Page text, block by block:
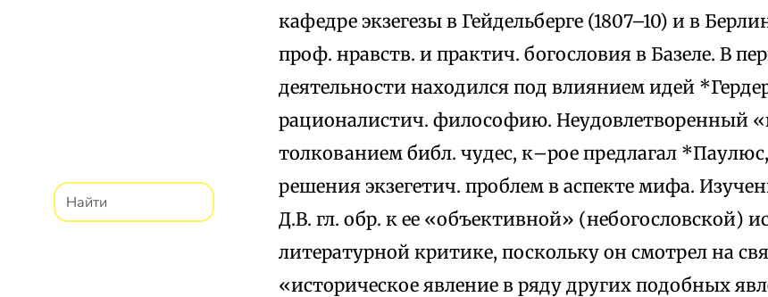
кафедре экзегезы в Гейдельберге (1807–10) и в
проф. нравств. и практич. богословия в Базеле. В
деятельности находился под влиянием идей
рационалистич. философию. Неудовлетворенный
толкованием библ. чудес, к–рое предлагал
решения экзегетич. проблем в аспекте мифа.
Д.В. гл. обр. к ее «объективной» (небогословской)
литературной критике, поскольку он смотрел на
«историческое явление в ряду других подобных